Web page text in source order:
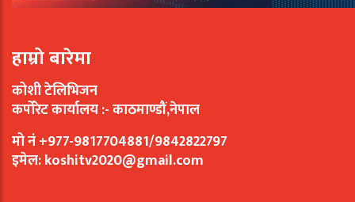
हाम्रो बारेमा
कोशी टेलिभिजन
कर्पोरेट कार्यालय :- काठमाण्डौं,नेपाल
मो नं +977-9817704881/9842822797
इमेल:koshitv2020@gmail.com